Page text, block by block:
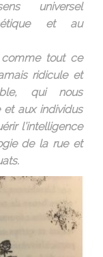
universel
et au
tout ce
ridicule et
qui nous
aux individus
l’intelligence
de la rue et